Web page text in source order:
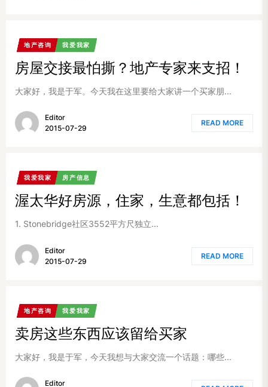
地产咨询 我爱我家
房屋交接最怕撕？地产专家来支招！
大家好，我是于军。今天我在这里要给大家讲一个买家朋...
Editor
2015-07-29
READ MORE
我爱我家 房产信息
渥太华好房源，住家，生意都包括！
1. Stonebridge社区3552平方尺独立...
Editor
2015-07-29
READ MORE
地产咨询 我爱我家
卖房这些东西应该留给买家
大家好，我是于军，今天我想与大家交流一个话题：哪些...
Editor